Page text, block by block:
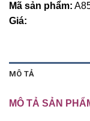
Mã sản phẩm:
Giá:
MÔ TẢ
MÔ TẢ SẢN